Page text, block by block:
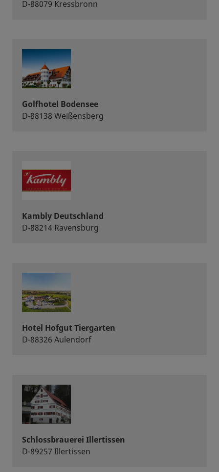
D-88079 Kressbronn
Golfhotel Bodensee
D-88138 Weißensberg
Kambly Deutschland
D-88214 Ravensburg
Hotel Hofgut Tiergarten
D-88326 Aulendorf
Schlossbrauerei Illertissen
D-89257 Illertissen